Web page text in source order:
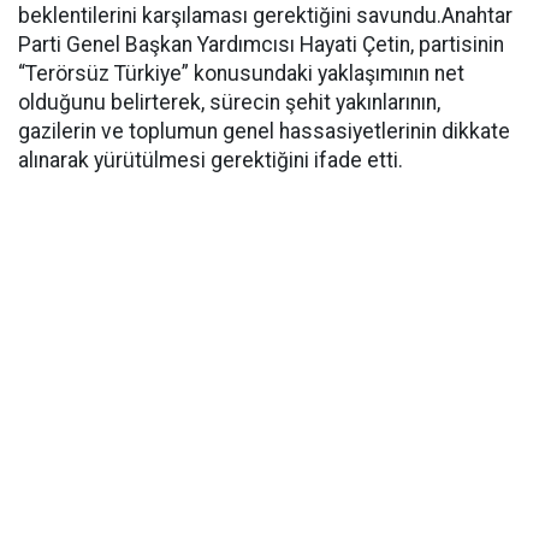
beklentilerini karşılaması gerektiğini savundu.Anahtar
Parti Genel Başkan Yardımcısı Hayati Çetin, partisinin
“Terörsüz Türkiye” konusundaki yaklaşımının net
olduğunu belirterek, sürecin şehit yakınlarının,
gazilerin ve toplumun genel hassasiyetlerinin dikkate
alınarak yürütülmesi gerektiğini ifade etti.